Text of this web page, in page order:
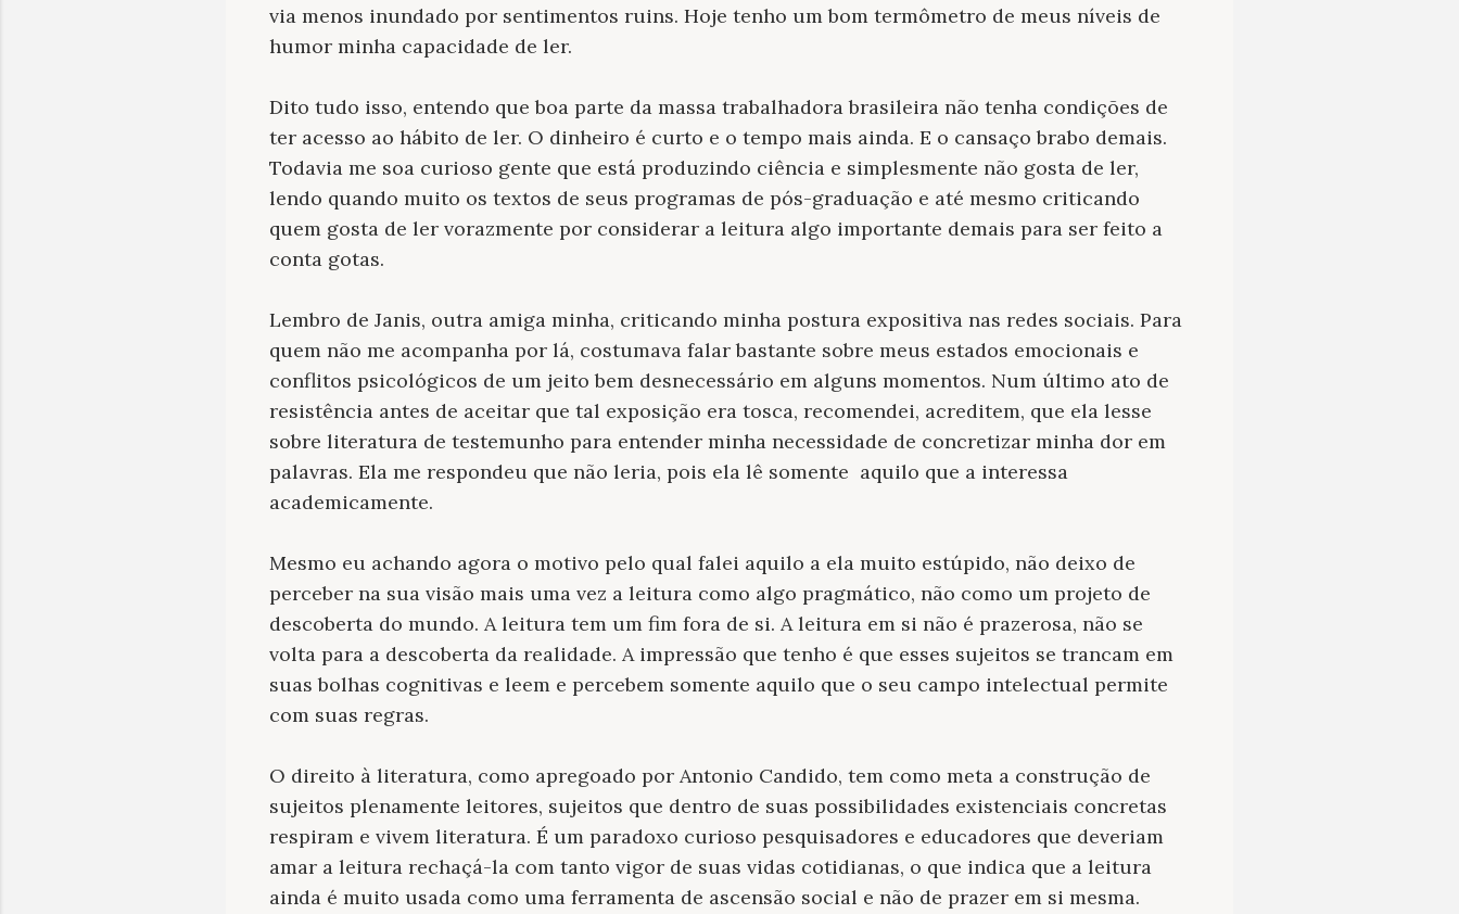
via menos inundado por sentimentos ruins. Hoje tenho um bom termômetro de meus níveis de
humor minha capacidade de ler.
Dito tudo isso, entendo que boa parte da massa trabalhadora brasileira não tenha condições de
ter acesso ao hábito de ler. O dinheiro é curto e o tempo mais ainda. E o cansaço brabo demais.
Todavia me soa curioso gente que está produzindo ciência e simplesmente não gosta de ler,
lendo quando muito os textos de seus programas de pós-graduação e até mesmo criticando
quem gosta de ler vorazmente por considerar a leitura algo importante demais para ser feito a
conta gotas.
Lembro de Janis, outra amiga minha, criticando minha postura expositiva nas redes sociais. Para
quem não me acompanha por lá, costumava falar bastante sobre meus estados emocionais e
conflitos psicológicos de um jeito bem desnecessário em alguns momentos. Num último ato de
resistência antes de aceitar que tal exposição era tosca, recomendei, acreditem, que ela lesse
sobre literatura de testemunho para entender minha necessidade de concretizar minha dor em
palavras. Ela me respondeu que não leria, pois ela lê somente aquilo que a interessa
academicamente.
Mesmo eu achando agora o motivo pelo qual falei aquilo a ela muito estúpido, não deixo de
perceber na sua visão mais uma vez a leitura como algo pragmático, não como um projeto de
descoberta do mundo. A leitura tem um fim fora de si. A leitura em si não é prazerosa, não se
volta para a descoberta da realidade. A impressão que tenho é que esses sujeitos se trancam em
suas bolhas cognitivas e leem e percebem somente aquilo que o seu campo intelectual permite
com suas regras.
O direito à literatura, como apregoado por Antonio Candido, tem como meta a construção de
sujeitos plenamente leitores, sujeitos que dentro de suas possibilidades existenciais concretas
respiram e vivem literatura. É um paradoxo curioso pesquisadores e educadores que deveriam
amar a leitura rechaçá-la com tanto vigor de suas vidas cotidianas, o que indica que a leitura
ainda é muito usada como uma ferramenta de ascensão social e não de prazer em si mesma.